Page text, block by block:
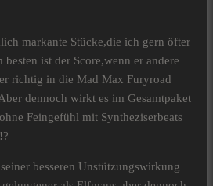
markante Stücke,die ich gern öfter
ist der Score,wenn er andere
richtig in die Mad Max Furyroad
dennoch wirkt es im Gesamtpaket
Feingefühl mit Syntheziserbeats
besseren Unstützungswirkung